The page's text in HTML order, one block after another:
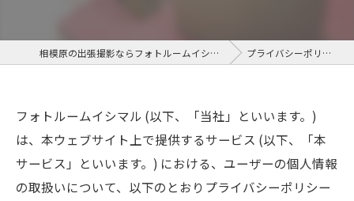
相模原の出張撮影ならフォトルームイシマル プライバシーポリシー
フォトルームイシマル (以下、「当社」といいます。)
は、本ウェブサイト上で提供するサービス (以下、「本
サービス」といいます。) における、ユーザーの個人情報
の取扱いについて、以下のとおりプライバシーポリシー